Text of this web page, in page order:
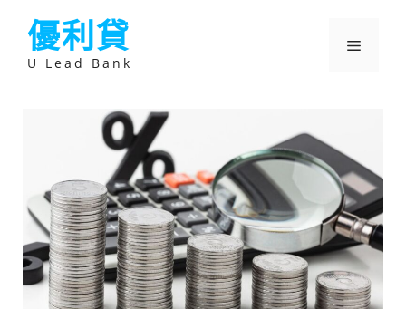
優利貸
U Lead Bank
選